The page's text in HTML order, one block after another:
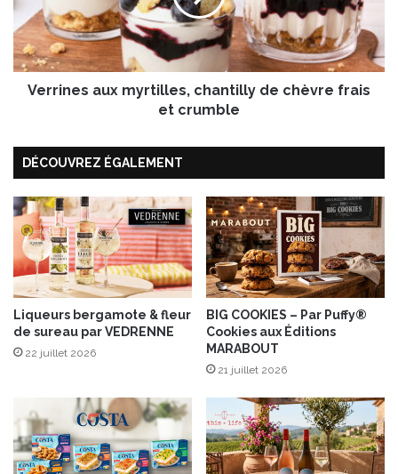
c
o
n
b
c
è
m
e
m
o
u
t
a
r
n
e
s
a
y
t
i
l
e
s
,
c
h
a
l
l
y
Verrines aux myrtilles, chantilly de chèvre frais
et crumble
DÉCOUVREZ ÉGALEMENT
Liqueurs bergamote & fleur
de sureau par VEDRENNE
22 juillet 2026
BIG COOKIES – Par Puffy®
Cookies aux Éditions
MARABOUT
21 juillet 2026